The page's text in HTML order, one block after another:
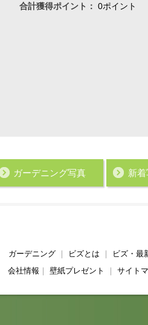
合計獲得ポイント： 0ポイント
ガーデニング写真 新
ガーデニング｜ ビズとは ビズ・最
会社情報
壁紙プレゼント サイト